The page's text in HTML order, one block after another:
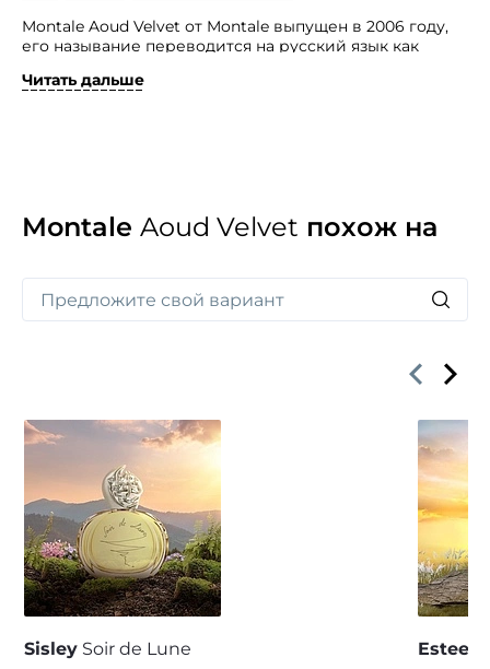
Montale Aoud Velvet от Montale выпущен в 2006 году,
его называние переводится на русский язык как
чувственный ванильный аромат.
Читать дальше
Montale Aoud Velvet похож на
Sisley Soir de Lune Estee